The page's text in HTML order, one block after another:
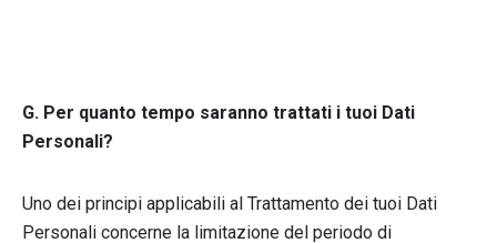
G. Per quanto tempo saranno trattati i tuoi Dati
Personali?
Uno dei principi applicabili al Trattamento dei tuoi Dati
Personali concerne la limitazione del periodo di